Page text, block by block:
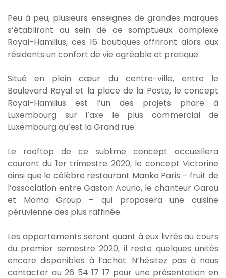
Peu à peu, plusieurs enseignes de grandes marques
s’établiront au sein de ce somptueux complexe
Royal-Hamilius, ces 16 boutiques offriront alors aux
résidents un confort de vie agréable et pratique.
Situé en plein cœur du centre-ville, entre le
Boulevard Royal et la place de la Poste, le concept
Royal-Hamilius est l’un des projets phare à
Luxembourg sur l’axe le plus commercial de
Luxembourg qu’est la Grand rue.
Le rooftop de ce sublime concept accueillera
courant du 1er trimestre 2020, le concept Victorine
ainsi que le célèbre restaurant Manko Paris – fruit de
l’association entre Gaston Acurio, le chanteur Garou
et Moma Group – qui proposera une cuisine
péruvienne des plus raffinée.
Les appartements seront quant à eux livrés au cours
du premier semestre 2020, il reste quelques unités
encore disponibles à l’achat. N’hésitez pas à nous
contacter au 26 54 17 17 pour une présentation en